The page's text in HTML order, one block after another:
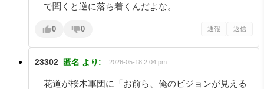
で聞くと逆に落ち着くんだよな。
0 0 通報 返信
23302 匿名 より: 2026-05-18 2:04 pm
花道が桜木軍団に「お前ら、俺のビジョンが見える